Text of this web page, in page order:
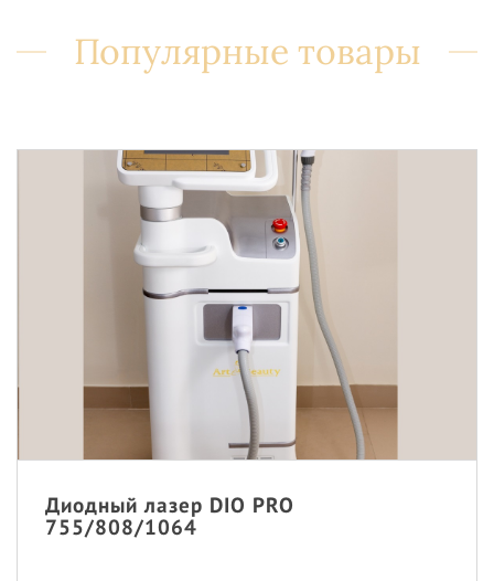
Популярные товары
Диодный лазер DIO PRO
755/808/1064